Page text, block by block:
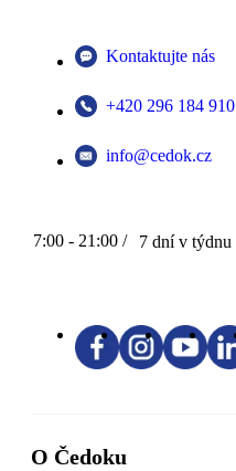
Kontaktujte nás
+420 296 184 910
info@cedok.cz
7:00 - 21:00 / 7 dní v týdnu
O Čedoku